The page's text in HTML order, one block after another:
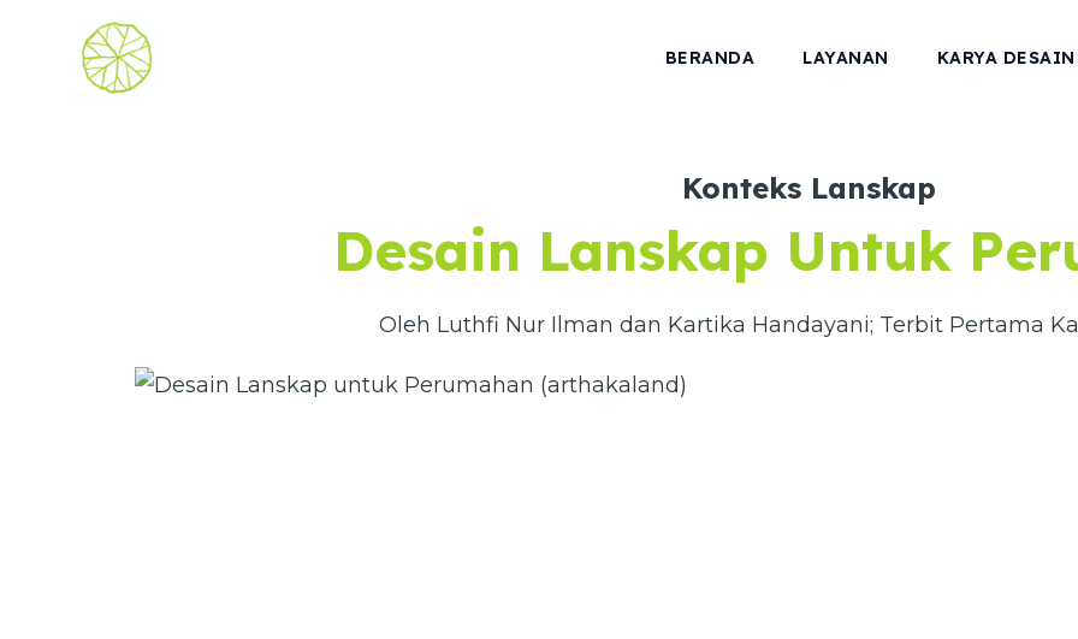
BERANDA LAYANAN KARYA DESAIN
Konteks Lanskap
Desain Lanskap Untuk
Oleh Luthfi Nur Ilman dan Kartika Handayani; Terbit Pertama